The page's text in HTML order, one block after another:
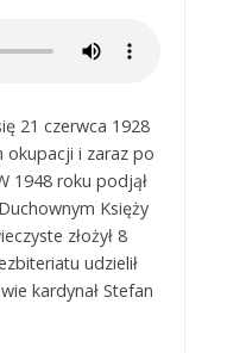
21 czerwca 1928
okupacji i zaraz po
1948 roku podjął
Księży
złożył 8
udzielił
kardynał Stefan